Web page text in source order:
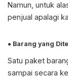
Namun, untuk
penjual apalagi
● Barang yang
Satu paket
sampai secara